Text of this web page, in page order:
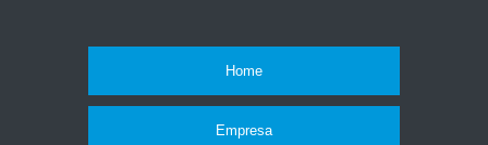
Home
Empresa